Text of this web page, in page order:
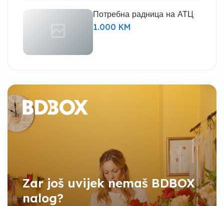
Потребна радница на АТЦ
1.000 KM
Zar još uvijek nemaš BDBOX
nalog?